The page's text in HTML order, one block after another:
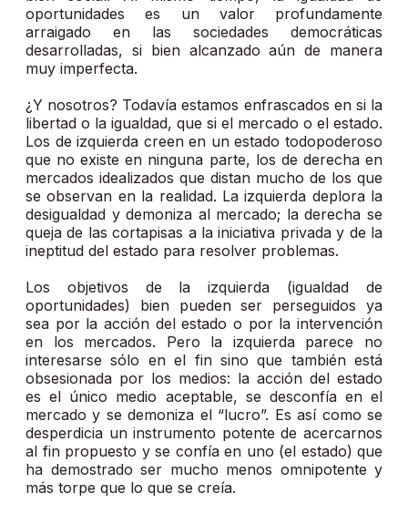
oportunidades es un valor profundamente
arraigado en las sociedades democráticas
desarrolladas, si bien alcanzado aún de manera
muy imperfecta.
¿Y nosotros? Todavía estamos enfrascados en si la
libertad o la igualdad, que si el mercado o el estado.
Los de izquierda creen en un estado todopoderoso
que no existe en ninguna parte, los de derecha en
mercados idealizados que distan mucho de los que
se observan en la realidad. La izquierda deplora la
desigualdad y demoniza al mercado; la derecha se
queja de las cortapisas a la iniciativa privada y de la
ineptitud del estado para resolver problemas.
Los objetivos de la izquierda (igualdad de
oportunidades) bien pueden ser perseguidos ya
sea por la acción del estado o por la intervención
en los mercados. Pero la izquierda parece no
interesarse sólo en el fin sino que también está
obsesionada por los medios: la acción del estado
es el único medio aceptable, se desconfía en el
mercado y se demoniza el “lucro”. Es así como se
desperdicia un instrumento potente de acercarnos
al fin propuesto y se confía en uno (el estado) que
ha demostrado ser mucho menos omnipotente y
más torpe que lo que se creía.